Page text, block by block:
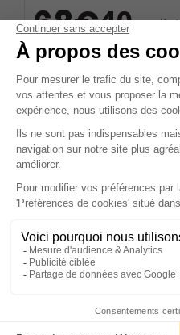
68€40 Tarif
Tarif France métropolitaine
Abonnement
3€
Prix par n°
Présentation du